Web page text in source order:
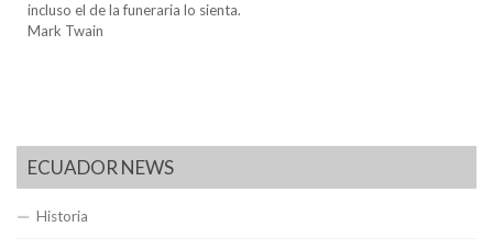
incluso el de la funeraria lo sienta.
Mark Twain
ECUADOR NEWS
Historia